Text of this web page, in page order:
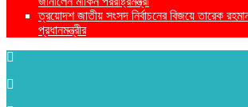
ত্রয়োদশ জাতীয় সংসদ নির্বাচনের বিজয়ে তারেক
প্রধানমন্ত্রীর